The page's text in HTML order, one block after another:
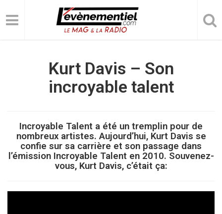
Kurt Davis – Son
incroyable talent
Incroyable Talent a été un tremplin pour de
nombreux artistes. Aujourd’hui, Kurt Davis se
confie sur sa carrière et son passage dans
l’émission Incroyable Talent en 2010. Souvenez-
vous, Kurt Davis, c’était ça: